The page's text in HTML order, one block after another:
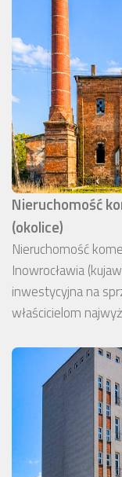
Nieruchomość
(okolice)
Nieruchomość
Inowrocławia
inwestycyjna na
właścicielom